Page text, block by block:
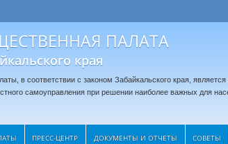
ПАЛАТА
края
в соответствии с законом Забайкальского края,
самоуправления при решении наиболее важных для
ПРЕСС-ЦЕНТР ДОКУМЕНТЫ И ОТЧЕТЫ CОВЕТЫ